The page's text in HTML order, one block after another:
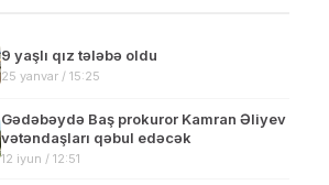
9 yaşlı qız tələbə oldu
25 yanvar / 15:25
Gədəbəydə Baş prokuror Kamran Əliyev
vətəndaşları qəbul edəcək
12 iyun / 12:51